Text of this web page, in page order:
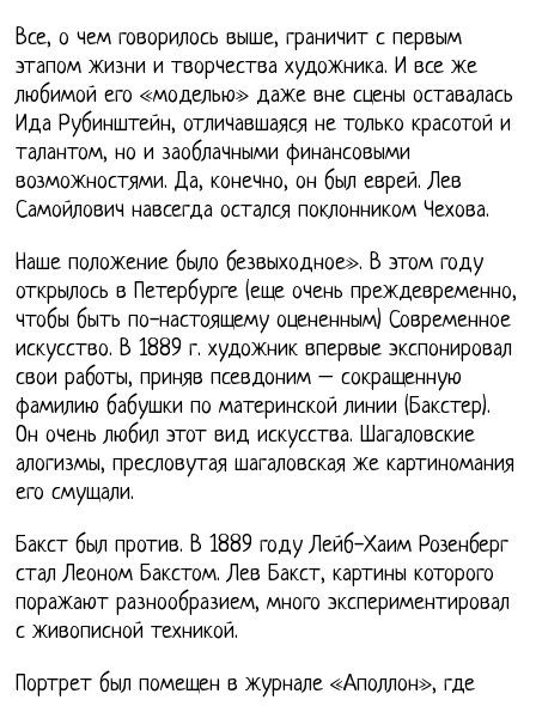
Все, о чем говорилось выше, граничит с первым
этапом жизни и творчества художника. И все же
любимой его «моделью» даже вне сцены оставалась
Ида Рубинштейн, отличавшаяся не только красотой и
талантом, но и заоблачными финансовыми
возможностями. Да, конечно, он был еврей. Лев
Самойлович навсегда остался поклонником Чехова.
Наше положение было безвыходное». В этом году
открылось в Петербурге (еще очень преждевременно,
чтобы быть по-настоящему оцененным) Современное
искусство. В 1889 г. художник впервые экспонировал
свои работы, приняв псевдоним – сокращенную
фамилию бабушки по материнской линии (Бакстер).
Он очень любил этот вид искусства. Шагаловские
алогизмы, пресловутая шагаловская же картиномания
его смущали.
Бакст был против. В 1889 году Лейб-Хаим Розенберг
стал Леоном Бакстом. Лев Бакст, картины которого
поражают разнообразием, много экспериментировал
с живописной техникой.
Портрет был помещен в журнале «Аполлон», где